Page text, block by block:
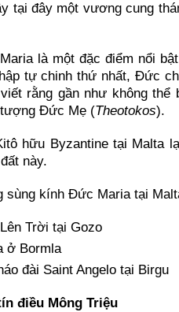
tại đây một vương cung
là một đặc điểm nổi
tự chinh thứ nhất, Đức
rằng gần như không thể
tượng Đức Mẹ (Theotokos).
hữu Byzantine tại Malta
này.
kính Đức Maria tại
Trời tại Gozo
ở Bormla
đài Saint Angelo tại Birgu
điều Mông Triệu